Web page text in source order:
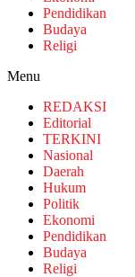
Pendidikan
Budaya
Religi
Menu
REDAKSI
Editorial
TERKINI
Nasional
Daerah
Hukum
Politik
Ekonomi
Pendidikan
Budaya
Religi